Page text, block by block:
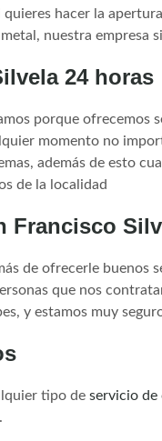
hacer la
nuestra empresa
24 horas
porque ofrecemos
momento no
además de esto
de la localidad
Francisco
de ofrecerle buenos
que nos
y estamos muy
tipo de servicio de